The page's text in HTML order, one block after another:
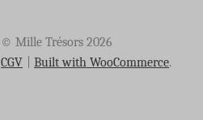
© Mille Trésors 2026
CGV
Built with WooCommerce.